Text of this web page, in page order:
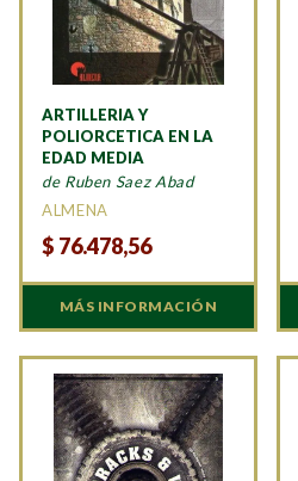
ARTILLERIA Y
POLIORCETICA EN LA
EDAD MEDIA
de Ruben Saez Abad
ALMENA
$ 76.478,56
MÁS INFORMACIÓN